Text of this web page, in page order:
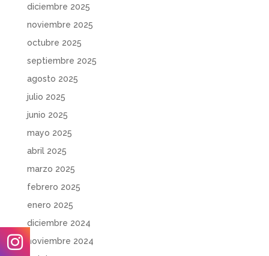
diciembre 2025
noviembre 2025
octubre 2025
septiembre 2025
agosto 2025
julio 2025
junio 2025
mayo 2025
abril 2025
marzo 2025
febrero 2025
enero 2025
diciembre 2024
noviembre 2024